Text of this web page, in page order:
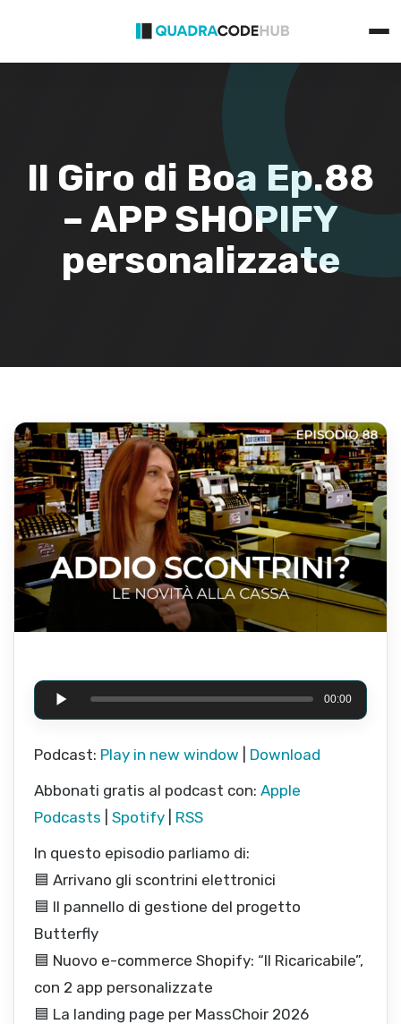
Il Giro di Boa Ep.88
– APP SHOPIFY
personalizzate
Audio Player 00:00
Podcast: Play in new window
Download
Abbonati gratis al podcast con:Apple
Podcasts |Spotify
RSS
In questo episodio parliamo di:
🟦 Arrivano gli scontrini elettronici
🟦 Il pannello di gestione del progetto
Butterfly
🟦 Nuovo e-commerce Shopify: “Il Ricaricabile”,
con 2 app personalizzate
🟦 La landing page per MassChoir 2026